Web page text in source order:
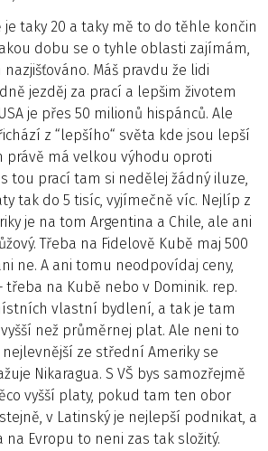
je taky 20 a taky mě to do těhle končin
dobu se o tyhle oblasti zajímám,
Máš pravdu že lidi
jezděj za prací a lepšim životem
je přes 50 milionů hispánců. Ale
z “lepšího“ světa kde jsou lepší
právě má velkou výhodu oproti
tou prací tam si nedělej žádný iluze,
tak do 5 tisíc, vyjímečně víc. Nejlíp z
je na tom Argentina a Chile, ale ani
Třeba na Fidelově Kubě maj 500
ne. A ani tomu neodpovídaj ceny,
třeba na Kubě nebo v Dominik. rep.
vlastní bydlení, a tak je tam
než průměrnej plat. Ale neni to
ze střední Ameriky se
Nikaragua. S VŠ bys samozřejmě
vyšší platy, pokud tam ten obor
v Latinský je nejlepší podnikat, a
Evropu to neni zas tak složitý.